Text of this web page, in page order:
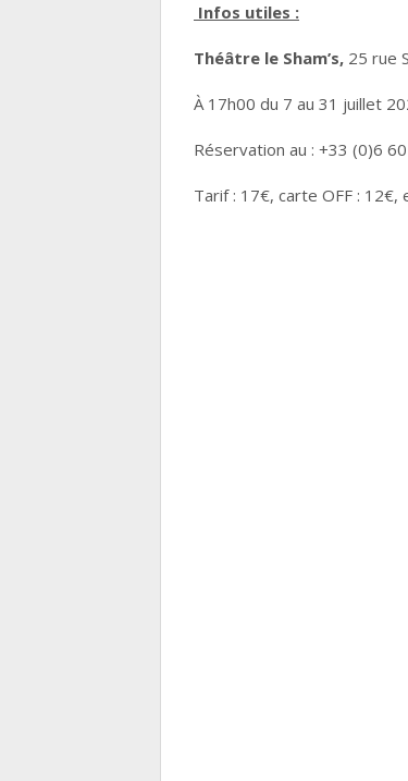
Infos utiles :
Théâtre le Sham’s, 25 rue
À 17h00 du 7 au 31 juillet
Réservation au : +33 (0)6
Tarif : 17€, carte OFF : 12€,